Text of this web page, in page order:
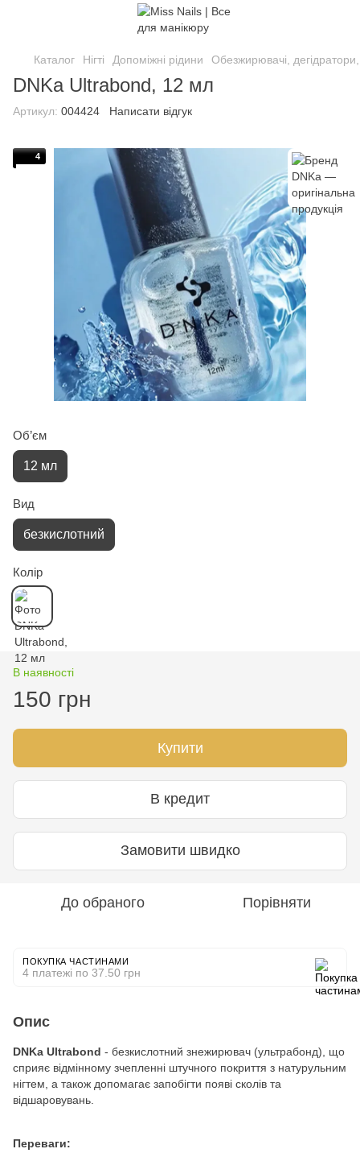
Каталог Нігті Допоміжні рідини Обезжирювачі,
DNKa Ultrabond, 12 мл
Артикул: 004424 Написати відгук
4
Об’єм
12 мл
Вид
безкислотний
Колір
В наявності
150 грн
Купити
В кредит
Замовити швидко
До обраного Порівняти
ПОКУПКА ЧАСТИНАМИ
4 платежі по 37.50 грн
Опис
DNKa Ultrabond - безкислотний знежирювач (ультрабонд), що
сприяє відмінному зчепленні штучного покриття з натурульним
нігтем, а також допомагає запобігти появі сколів та
відшаровувань.
Переваги: